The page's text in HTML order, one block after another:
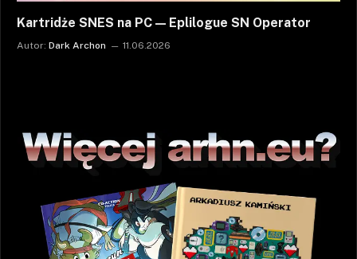
Kartridże SNES na PC — Eplilogue SN Operator
Autor: Dark Archon 11.06.2026